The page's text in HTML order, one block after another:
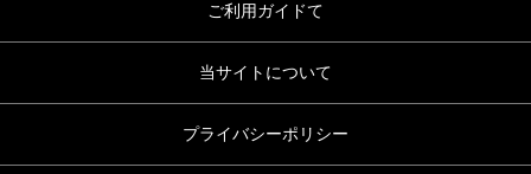
ご利用ガイドて
当サイトについて
プライバシーポリシー